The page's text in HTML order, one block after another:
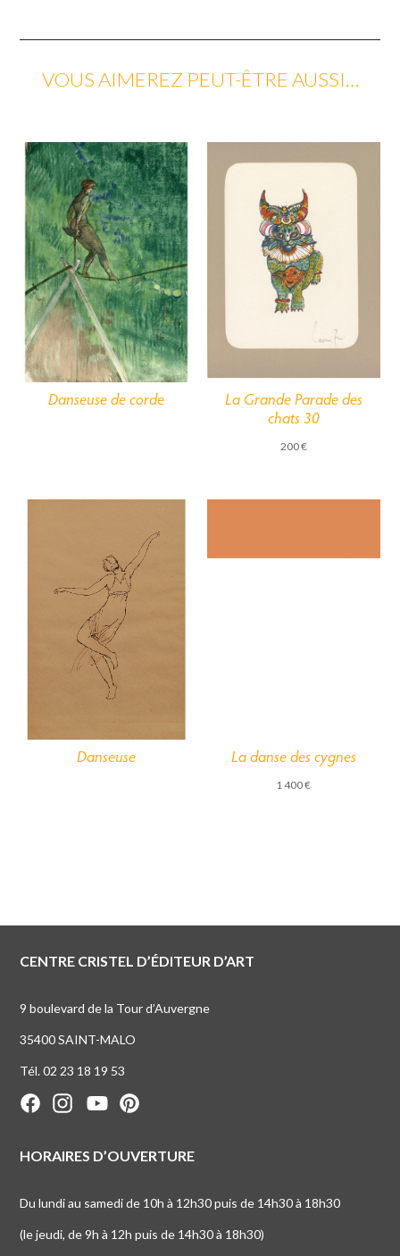
VOUS AIMEREZ PEUT-ÊTRE AUSSI…
Danseuse de corde
La Grande Parade des
chats 30
200€
Danseuse La danse des cygnes
1 400€
CENTRE CRISTEL D’ÉDITEUR D’ART
9 boulevard de la Tour d’Auvergne
35400 SAINT-MALO
Tél. 02 23 18 19 53
HORAIRES D’OUVERTURE
Du lundi au samedi de 10h à 12h30 puis de 14h30 à 18h30
(le jeudi, de 9h à 12h puis de 14h30 à 18h30)